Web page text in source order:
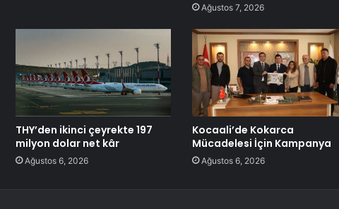
Ağustos 7, 2026
THY’den ikinci çeyrekte 197
milyon dolar net kâr
Ağustos 6, 2026
Kocaali’de Kokarca
Mücadelesi İçin Kampanya
Ağustos 6, 2026